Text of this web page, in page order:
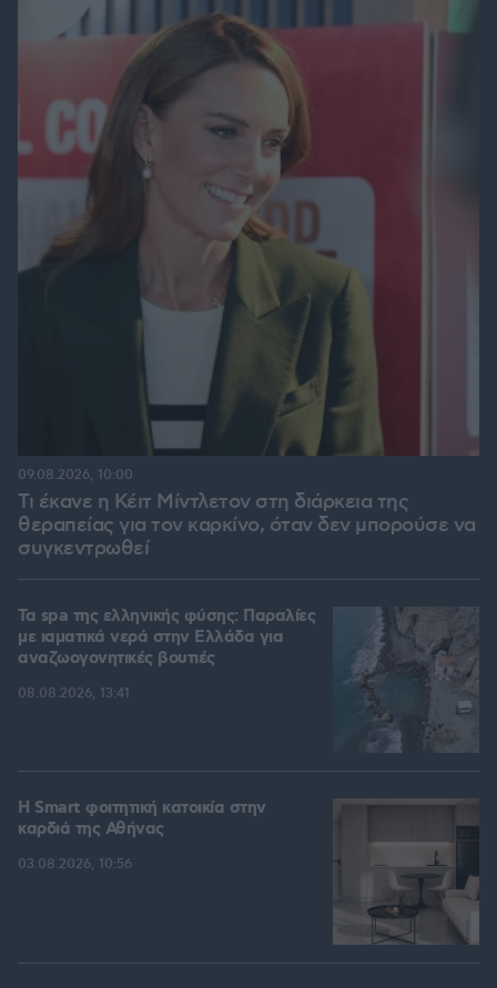
Τι έκανε η Κέιτ Μίντλετον στη διάρκεια της
θεραπείας για τον καρκίνο, όταν δεν μπορούσε να
συγκεντρωθεί
09.08.2026, 10:00
Τα spa της ελληνικής φύσης: Παραλίες
με ιαματικά νερά στην Ελλάδα για
αναζωογονητικές βουτιές
08.08.2026, 13:41
Η Smart φοιτητική κατοικία στην
καρδιά της Αθήνας
03.08.2026, 10:56